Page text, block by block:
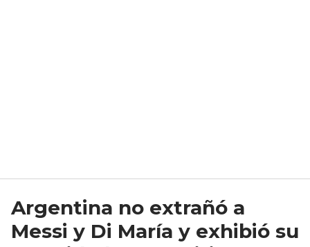
Argentina no extrañó a
Messi y Di María y exhibió su